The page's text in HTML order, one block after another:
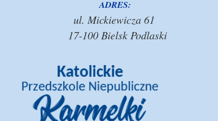
ADRES:
ul. Mickiewicza 61
17-100 Bielsk Podlaski